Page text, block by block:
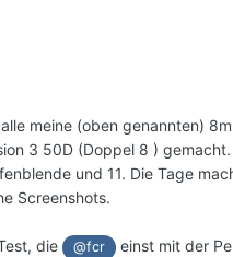
meine (oben genannten)
3 50D (Doppel 8 )
und 11. Die Tage
Screenshots.
die @fcr
einst mit der